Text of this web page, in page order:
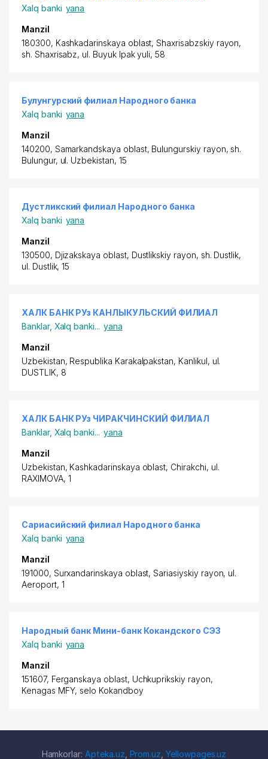
Xalq banki yana
Manzil
180300, Kashkadarinskaya oblast,Shaxrisabzskiy rayon,
sh. Shaxrisabz, ul. Buyuk Ipak yuli, 58
Булунгурский филиал Народного банка
Xalq banki yana
Manzil
140200, Samarkandskaya oblast, Bulungurskiy rayon, sh.
Bulungur, ul. Uzbekistan, 15
Дустликский филиал Народного банка
Xalq banki yana
Manzil
130500, Djizakskaya oblast, Dustlikskiy rayon, sh. Dustlik,
ul. Dustlik, 15
ХАЛК БАНК РУз КАНЛЫКУЛЬСКИЙ ФИЛИАЛ
Banklar, Xalq banki... yana
Manzil
Uzbekistan, Respublika Karakalpakstan, Kanlikul, ul.
DUSTLIK, 8
ХАЛК БАНК РУз ЧИРАКЧИНСКИЙ ФИЛИАЛ
Banklar, Xalq banki... yana
Manzil
Uzbekistan, Kashkadarinskaya oblast, Chirakchi, ul.
RAXIMOVA, 1
Сариасийский филиал Народного банка
Xalq banki yana
Manzil
191000, Surxandarinskaya oblast,Sariasiyskiy rayon, ul.
Aeroport, 1
Народный банк Мини-банк Кокандского СЭЗ
Xalq banki yana
Manzil
151607, Ferganskaya oblast, Uchkuprikskiy rayon,
Kenagas MFY, selo Kokandboy
Hamkorlar: Apteka.uz Prom.uz ,Yellowpages.uz